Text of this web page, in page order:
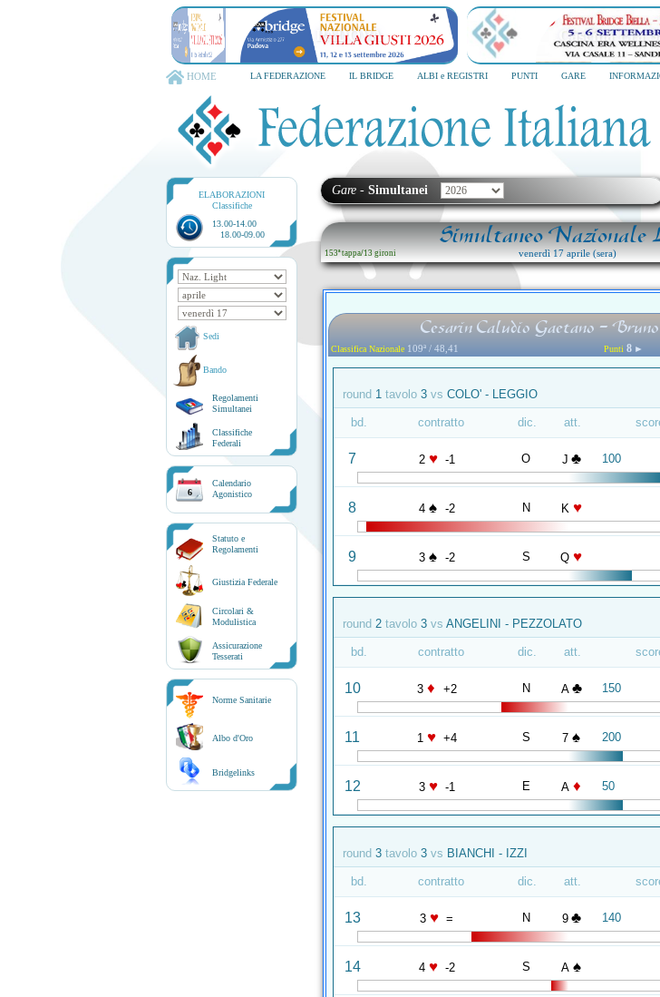
PADOVA Cascina Era
HOME LA FEDERAZIONE IL BRIDGE ALBI e REGISTRI PUNTI GARE
ELABORAZIONI
Classifiche
13.00-14.00
18.00-09.00
Sedi
Bando
Regolamenti
Simultanei
Classifiche
Federali
6
Calendario
Agonistico
Statuto e
Regolamenti
Giustizia Federale
Circolari &
Modulistica
Assicurazione
Tesserati
Norme Sanitarie
Albo d'Oro
Bridgelinks
Gare - Simultanei
Simultaneo Nazionale
153ª tappa/13 gironi venerdì 17 aprile (sera)
Cesarin Caludio Gaetano -
Classifica Nazionale 109ª / 48,41 Punti 8 ►
round 1 tavolo 3 vs COLO' - LEGGIO
bd. contratto dic. att.
7 2 ♥ -1 O J ♣ 100
8 4 ♠ -2 N K ♥
9 3 ♠ -2 S Q ♥
round 2 tavolo 3 vs ANGELINI - PEZZOLATO
bd. contratto dic. att.
10 3 ♦ +2 N A ♣ 150
11 1 ♥ +4 S 7 ♠ 200
12 3 ♥ -1 E A ♦ 50
round 3 tavolo 3 vs BIANCHI - IZZI
bd. contratto dic. att.
13 3 ♥ = N 9 ♣ 140
14 4 ♥ -2 S A ♠